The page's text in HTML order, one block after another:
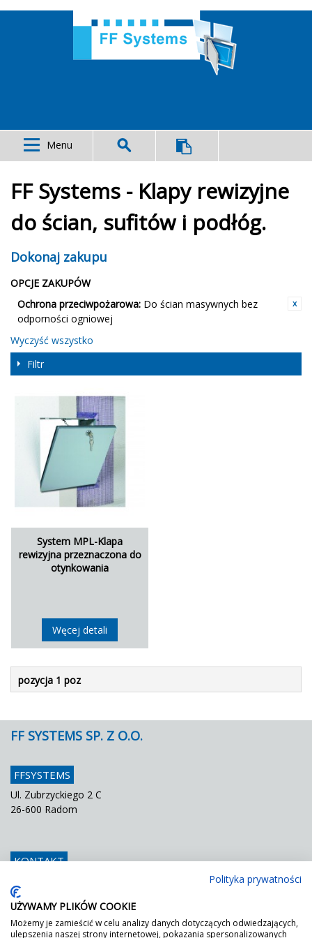
Menu
FF Systems - Klapy rewizyjne
do ścian, sufitów i podłóg.
Dokonaj zakupu
OPCJE ZAKUPÓW
Ochrona przeciwpożarowa: Do ścian masywnych bez
odporności ogniowej
Wyczyść wszystko
Filtr
System MPL-Klapa
rewizyjna przeznaczona do
otynkowania
Węcej detali
pozycja 1 poz
FF SYSTEMS SP. Z O.O.
FFSYSTEMS
Ul. Zubrzyckiego 2 C
26-600 Radom
KONTAKT
Fax
E mail
info@ffsystems.pl
Polityka prywatności
UŻYWAMY PLIKÓW COOKIE
Możemy je zamieścić w celu analizy danych dotyczących odwiedzających,
ulepszenia naszej strony internetowej, pokazania spersonalizowanych